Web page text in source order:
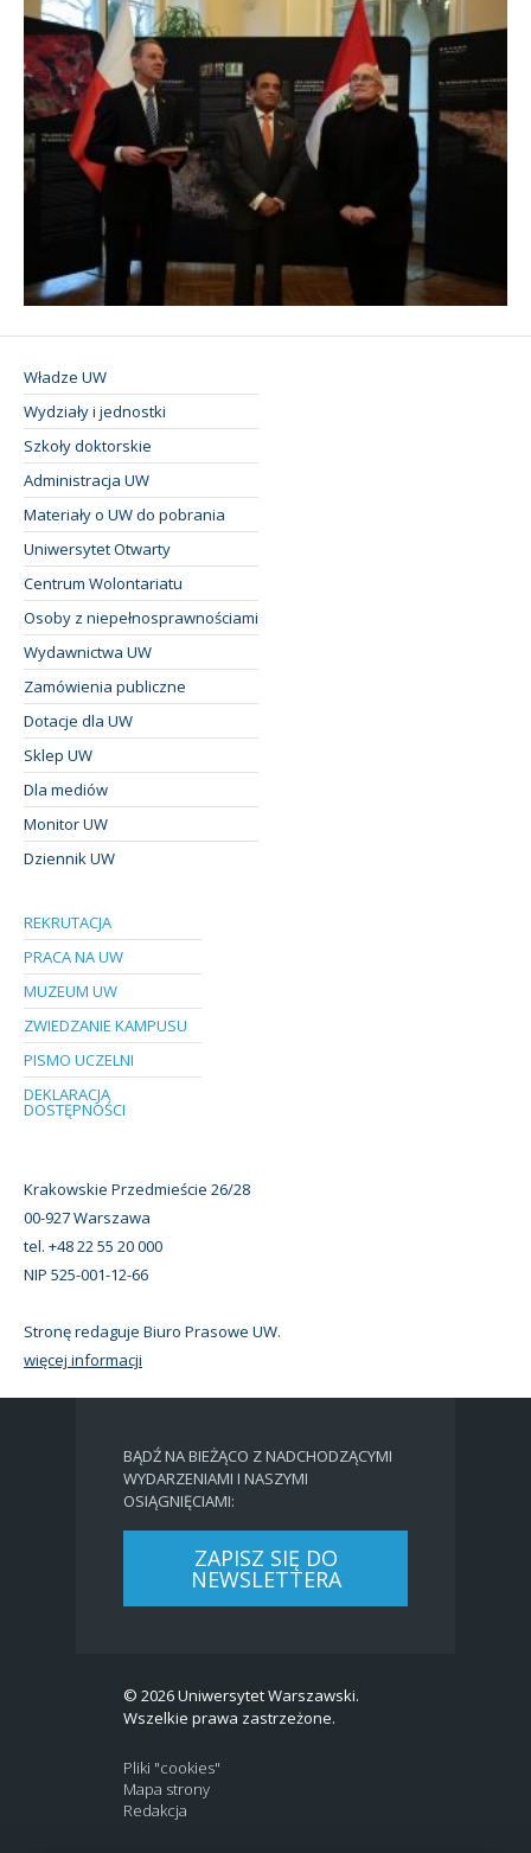
Władze UW
Wydziały i jednostki
Szkoły doktorskie
Administracja UW
Materiały o UW do pobrania
Uniwersytet Otwarty
Centrum Wolontariatu
Osoby z niepełnosprawnościami
Wydawnictwa UW
Zamówienia publiczne
Dotacje dla UW
Sklep UW
Dla mediów
Monitor UW
Dziennik UW
REKRUTACJA
PRACA NA UW
MUZEUM UW
ZWIEDZANIE KAMPUSU
PISMO UCZELNI
DEKLARACJA
DOSTĘPNOŚCI
Krakowskie Przedmieście 26/28
00-927 Warszawa
tel. +48 22 55 20 000
NIP 525-001-12-66
Stronę redaguje Biuro Prasowe UW.
więcej informacji
BĄDŹ NA BIEŻĄCO Z NADCHODZĄCYMI
WYDARZENIAMI I NASZYMI
OSIĄGNIĘCIAMI:
ZAPISZ SIĘ DO
NEWSLETTERA
© 2026 Uniwersytet Warszawski.
Wszelkie prawa zastrzeżone.
Pliki "cookies"
Mapa strony
Redakcja